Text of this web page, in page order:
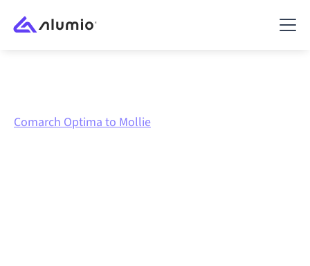
Comarch Optima to Mollie